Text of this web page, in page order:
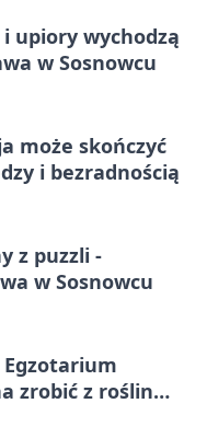
upiory wychodzą
w Sosnowcu
może skończyć
i bezradnością
z puzzli -
w Sosnowcu
zrobić z roślin